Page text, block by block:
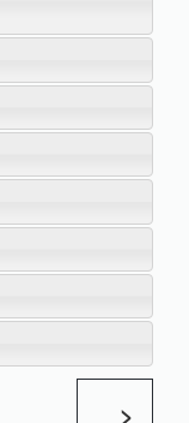
>